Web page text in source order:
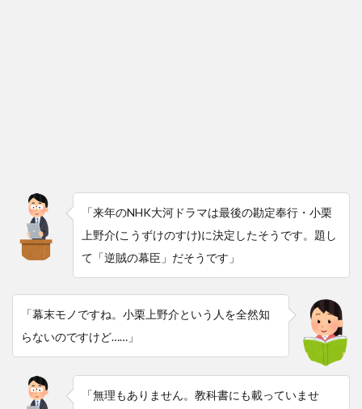
「来年のNHK大河ドラマは最後の勘定奉行・小栗
上野介(こうずけのすけ)に決定したそうです。題し
て「逆賊の幕臣」だそうです」
「幕末モノですね。小栗上野介という人を全然知
らないのですけど……」
「無理もありません。教科書にも載っていませ